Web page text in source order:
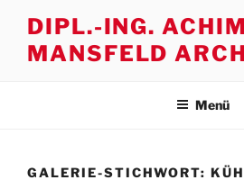
Inhalt
springen
DIPL.-ING. ACHIM
MANSFELD
Menü
GALERIE-STICHWORT: